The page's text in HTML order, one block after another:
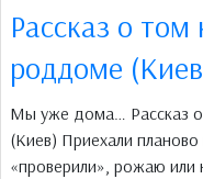
Рассказ о
роддоме
Мы уже дома… Рассказ
(Киев) Приехали
«проверили», рожаю